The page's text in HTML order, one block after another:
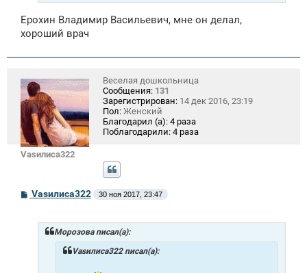
Ерохин Владимир Васильевич, мне он делал,
хороший врач
Vasилиса322
Веселая дошкольница
Сообщения: 131
Зарегистрирован: 14 дек 2016, 23:19
Пол: Женский
Благодарил (а): 4 раза
Поблагодарили: 4 раза
СVasилиса322 30 ноя 2017, 23:47
Морозова писал(а):
Vasилиса322 писал(а):